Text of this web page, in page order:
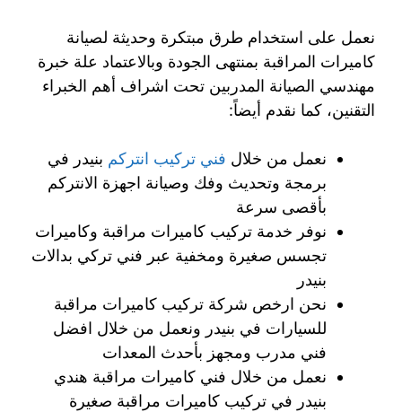
نعمل على استخدام طرق مبتكرة وحديثة لصيانة
كاميرات المراقبة بمنتهى الجودة وبالاعتماد علة خبرة
مهندسي الصيانة المدربين تحت اشراف أهم الخبراء
التقنين، كما نقدم أيضاً:
نعمل من خلال فني تركيب انتركم بنيدر في
برمجة وتحديث وفك وصيانة اجهزة الانتركم
بأقصى سرعة
نوفر خدمة تركيب كاميرات مراقبة وكاميرات
تجسس صغيرة ومخفية عبر فني تركي بدالات
بنيدر
نحن ارخص شركة تركيب كاميرات مراقبة
للسيارات في بنيدر ونعمل من خلال افضل
فني مدرب ومجهز بأحدث المعدات
نعمل من خلال فني كاميرات مراقبة هندي
بنيدر في تركيب كاميرات مراقبة صغيرة